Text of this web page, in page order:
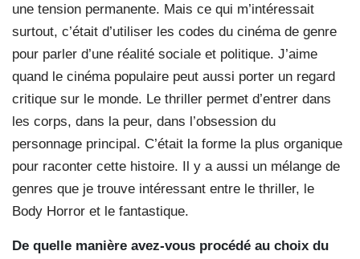
une tension permanente. Mais ce qui m’intéressait
surtout, c’était d’utiliser les codes du cinéma de genre
pour parler d’une réalité sociale et politique. J’aime
quand le cinéma populaire peut aussi porter un regard
critique sur le monde. Le thriller permet d’entrer dans
les corps, dans la peur, dans l’obsession du
personnage principal. C’était la forme la plus organique
pour raconter cette histoire. Il y a aussi un mélange de
genres que je trouve intéressant entre le thriller, le
Body Horror et le fantastique.
De quelle manière avez-vous procédé au choix du